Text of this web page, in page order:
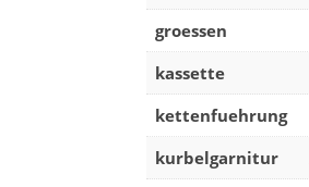
groessen
kassette
kettenfuehrung
kurbelgarnitur